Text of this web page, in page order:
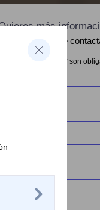
más
tus datos y te
marcados con * son